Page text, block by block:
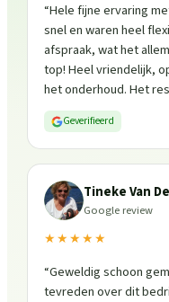
“Hele fijne ervaring
snel en waren heel
afspraak, wat het
top! Heel vriendelijk,
het onderhoud. Het resultaat ziet er echt super uit, alles
is weer fris en goed
zou ze zo weer
Geverifieerd
Tineke Van
Google review
★★★★★
“Geweldig schoon
tevreden over dit